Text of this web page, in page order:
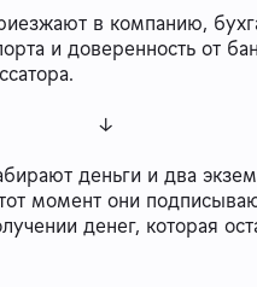
в компанию,
и доверенность от
↓
деньги и два
момент они
денег, которая